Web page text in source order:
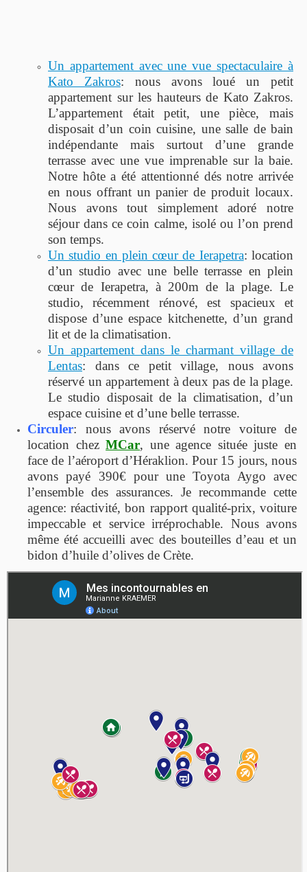
Un appartement avec une vue spectaculaire à
Kato Zakros: nous avons loué un petit
appartement sur les hauteurs de Kato Zakros.
L’appartement était petit, une pièce, mais
disposait d’un coin cuisine, une salle de bain
indépendante mais surtout d’une grande
terrasse avec une vue imprenable sur la baie.
Notre hôte a été attentionné dés notre arrivée
en nous offrant un panier de produit locaux.
Nous avons tout simplement adoré notre
séjour dans ce coin calme, isolé ou l’on prend
son temps.
Un studio en plein cœur de Ierapetra: location
d’un studio avec une belle terrasse en plein
cœur de Ierapetra, à 200m de la plage. Le
studio, récemment rénové, est spacieux et
dispose d’une espace kitchenette, d’un grand
lit et de la climatisation.
Un appartement dans le charmant village de
Lentas: dans ce petit village, nous avons
réservé un appartement à deux pas de la plage.
Le studio disposait de la climatisation, d’un
espace cuisine et d’une belle terrasse.
Circuler: nous avons réservé notre voiture de
location chezMCar, une agence située juste en
face de l’aéroport d’Héraklion. Pour 15 jours, nous
avons payé 390€ pour une Toyota Aygo avec
l’ensemble des assurances. Je recommande cette
agence: réactivité, bon rapport qualité-prix, voiture
impeccable et service irréprochable. Nous avons
même été accueilli avec des bouteilles d’eau et un
bidon d’huile d’olives de Crète.